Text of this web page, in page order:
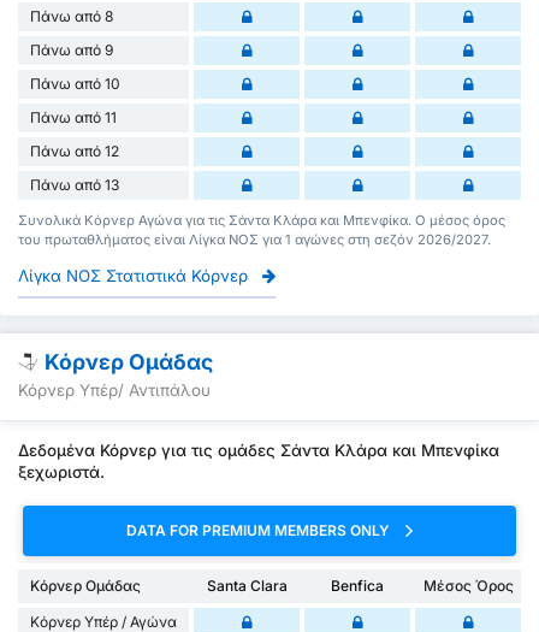
Πάνω από 8
Πάνω από 9
Πάνω από 10
Πάνω από 11
Πάνω από 12
Πάνω από 13
Συνολικά Κόρνερ Αγώνα για τις Σάντα Κλάρα και Μπενφίκα. Ο μέσος όρος
του πρωταθλήματος είναι Λίγκα ΝΟΣ για 1 αγώνες στη σεζόν 2026/2027.
Λίγκα ΝΟΣ Στατιστικά Κόρνερ
Κόρνερ Ομάδας
Κόρνερ Υπέρ/ Αντιπάλου
Δεδομένα Κόρνερ για τις ομάδες Σάντα Κλάρα και Μπενφίκα
ξεχωριστά.
DATA FOR PREMIUM MEMBERS ONLY
Κόρνερ Ομάδας Santa Clara Benfica
Μέσος Όρος
Κόρνερ Υπέρ / Αγώνα